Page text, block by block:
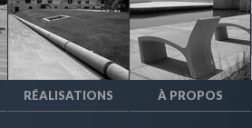
RÉALISATIONS À PROPOS